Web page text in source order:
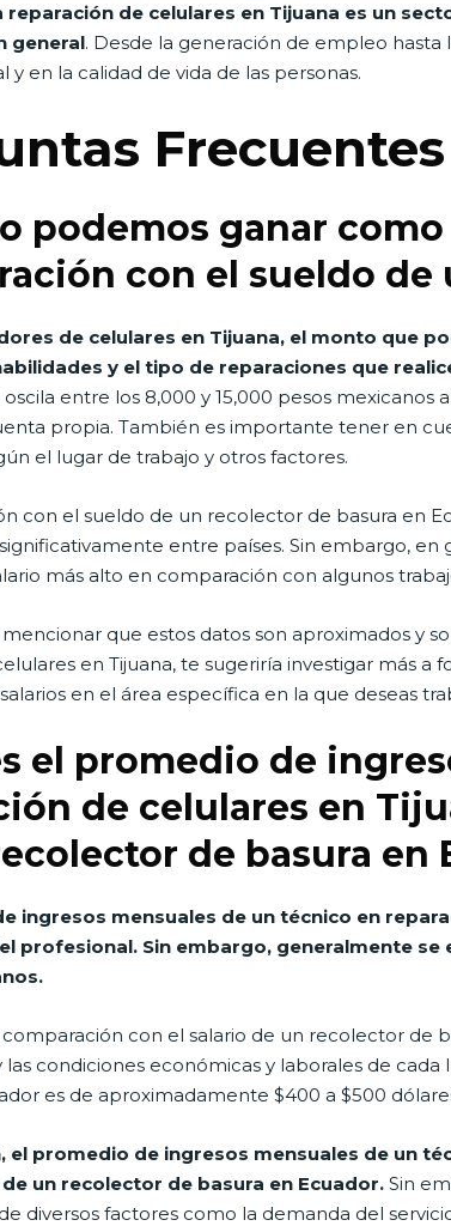
reparación de celulares en Tijuana es un
general. Desde la generación de empleo
y en la calidad de vida de las personas.
Frecuentes
podemos ganar
con el sueldo de
de celulares en Tijuana, el monto que
y el tipo de reparaciones que
entre los 8,000 y 15,000 pesos
propia. También es importante tener en
el lugar de trabajo y otros factores.
con el sueldo de un recolector de basura en
entre países. Sin embargo,
más alto en comparación con algunos
que estos datos son aproximados y
en Tijuana, te sugeriría investigar más
en el área específica en la que deseas
el promedio de
de celulares en
de basura en
ingresos mensuales de un técnico en
profesional. Sin embargo, generalmente
con el salario de un recolector de
las condiciones económicas y laborales de
es de aproximadamente $400 a $500
el promedio de ingresos mensuales de un
un recolector de basura en Ecuador. Sin
diversos factores como la demanda del